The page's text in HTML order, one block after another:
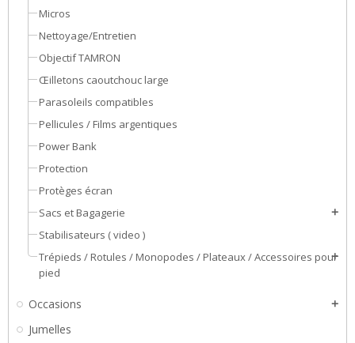
Micros
Nettoyage/Entretien
Objectif TAMRON
Œilletons caoutchouc large
Parasoleils compatibles
Pellicules / Films argentiques
Power Bank
Protection
Protèges écran
Sacs et Bagagerie
add
Stabilisateurs ( video )
Trépieds / Rotules / Monopodes / Plateaux / Accessoires pour
pied
add
Occasions add
Jumelles